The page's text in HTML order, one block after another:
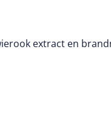
extract en